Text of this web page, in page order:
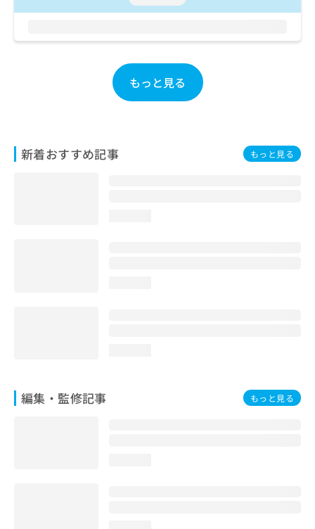
もっと見る
新着おすすめ記事 もっと見る
編集・監修記事 もっと見る
お
い